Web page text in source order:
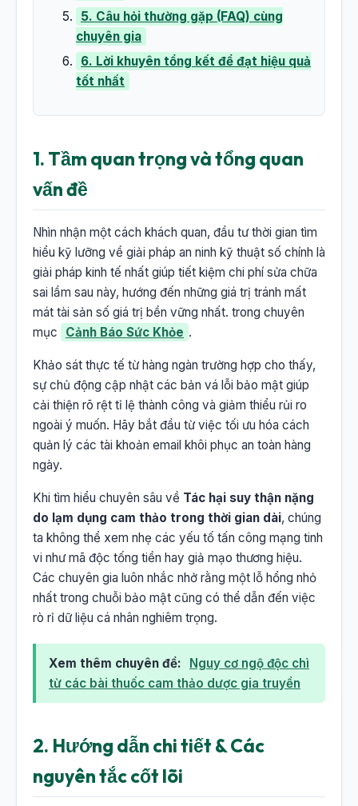
5. Câu hỏi thường gặp (FAQ) cùng
chuyên gia
6. Lời khuyên tổng kết để đạt hiệu quả
tốt nhất
1. Tầm quan trọng và tổng quan
vấn đề
Nhìn nhận một cách khách quan, đầu tư thời gian tìm
hiểu kỹ lưỡng về giải pháp an ninh kỹ thuật số chính là
giải pháp kinh tế nhất giúp tiết kiệm chi phí sửa chữa
sai lầm sau này, hướng đến những giá trị tránh mất
mát tài sản số giá trị bền vững nhất. trong chuyên
mục
Cảnh Báo Sức Khỏe .
Khảo sát thực tế từ hàng ngàn trường hợp cho thấy,
sự chủ động cập nhật các bản vá lỗi bảo mật giúp
cải thiện rõ rệt tỉ lệ thành công và giảm thiểu rủi ro
ngoài ý muốn. Hãy bắt đầu từ việc tối ưu hóa cách
quản lý các tài khoản email khôi phục an toàn hàng
ngày.
Khi tìm hiểu chuyên sâu về Tác hại suy thận nặng
do lạm dụng cam thảo trong thời gian dài, chúng
ta không thể xem nhẹ các yếu tố tấn công mạng tinh
vi như mã độc tống tiền hay giả mạo thương hiệu.
Các chuyên gia luôn nhắc nhở rằng một lỗ hổng nhỏ
nhất trong chuỗi bảo mật cũng có thể dẫn đến việc
rò rỉ dữ liệu cá nhân nghiêm trọng.
Xem thêm chuyên đề:
Nguy cơ ngộ độc chì
từ các bài thuốc cam thảo dược gia truyền
2. Hướng dẫn chi tiết & Các
nguyên tắc cốt lõi